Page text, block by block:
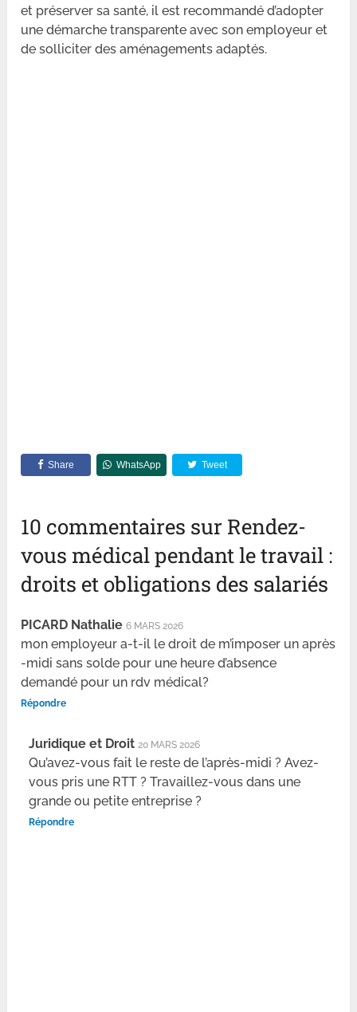
et préserver sa santé, il est recommandé d’adopter
une démarche transparente avec son employeur et
de solliciter des aménagements adaptés.
Share WhatsApp Tweet
10 commentaires sur Rendez-
vous médical pendant le travail :
droits et obligations des salariés
PICARD Nathalie 6 MARS 2026
mon employeur a-t-il le droit de m’imposer un après
-midi sans solde pour une heure d’absence
demandé pour un rdv médical?
Répondre
Juridique et Droit 20 MARS 2026
Qu’avez-vous fait le reste de l’après-midi ? Avez-
vous pris une RTT ? Travaillez-vous dans une
grande ou petite entreprise ?
Répondre